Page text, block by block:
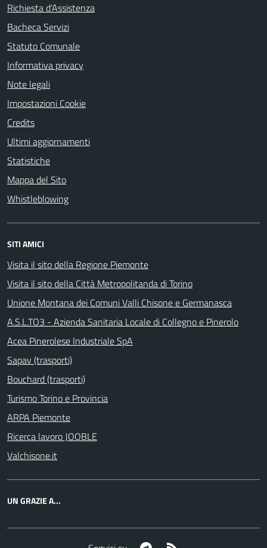
Richiesta d'Assistenza
Bacheca Servizi
Statuto Comunale
Informativa privacy
Note legali
Impostazioni Cookie
Credits
Ultimi aggiornamenti
Statistiche
Mappa del Sito
Whistleblowing
SITI AMICI
Visita il sito della Regione Piemonte
Visita il sito della Città Metropolitanda di Torino
Unione Montana dei Comuni Valli Chisone e Germanasca
A.S.L.TO3 - Azienda Sanitaria Locale di Collegno e Pinerolo
Acea Pinerolese Industriale SpA
Sapav (trasporti)
Bouchard (trasporti)
Turismo Torino e Provincia
ARPA Piemonte
Ricerca lavoro JOOBLE
Valchisone.it
UN GRAZIE A...